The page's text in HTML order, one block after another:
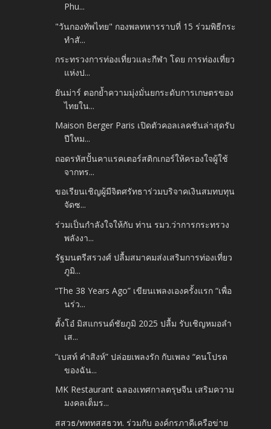
Phu...
"วันกองทัพไทย" กองพลทหารราบที่ 15 ร่วมพิธีกระ
ทำสั...
กระทรวงการท่องเที่ยวและกีฬา โดย การท่องเที่ยว
แห่งป...
ยันม่าร์ ตอกย้ำความมุ่งมั่นยกระดับการเกษตรของ
ไทยใน...
Maison Berger Paris เปิดตัวคอลเลคชันล่าสุดรับ
ปีใหม...
ถอดรหัสปั้นคาแรคเตอร์สติกเกอร์ให้ครองใจผู้ใช้
จากทร...
ขอเรียนเชิญผู้มีจิตศรัทธาร่วมบริจาคเงินสมทบทุน
จัดซ...
ร่วมเป็นกำลังใจให้กับ ท่าน รมว.ว่าการกระทรวง
พลังงา...
รัฐมนตรีสรวงศ์ ปลื้มสมาคมส่งเสริมการท่องเที่ยว
ภูมิ...
“The 38 Years Ago” เขียนเพลงเองครั้งแรก “เพื่อ
นร่ว...
ตั้งโอ๋ มิสแกรนด์ชัยภูมิ 2025 ปลื้ม รับเชิญหมอลำ
เส...
“เบสท์ คำสิงห์” ปล่อยเพลงรัก กับเพลง “คนโปรด
ของฉัน...
MK Restaurant ฉลองเทศกาลตรุษจีน เสริมความ
มงคลเต็มร...
สสวธ/ทททสสธวท. ร่วมกับ องค์กรภาคีเครือข่าย